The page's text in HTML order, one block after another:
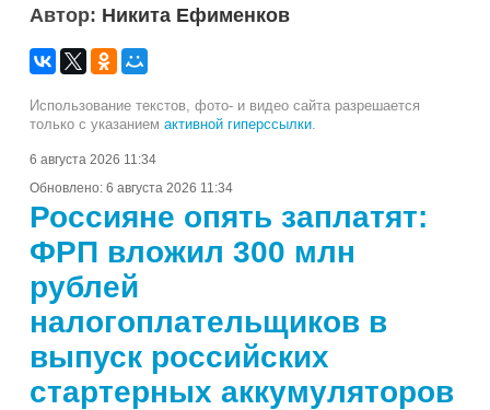
Автор: Никита Ефименков
Использование текстов, фото- и видео сайта разрешается
только с указанием активной гиперссылки
6 августа 2026 11:34
Обновлено: 6 августа 2026 11:34
Россияне опять заплатят:
ФРП вложил 300 млн
рублей
налогоплательщиков в
выпуск российских
стартерных аккумуляторов